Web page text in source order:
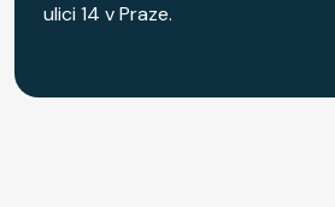
ulici 14 v Praze.